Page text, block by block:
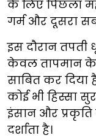
के लिए पिछला
गर्म और दूसरा
इस दौरान
केवल तापमान के
साबित कर दिया
कोई भी हिस्सा
इंसान और प्रकृति
दर्शाता है।